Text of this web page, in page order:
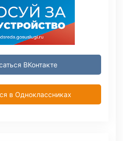
ВКонтакте
в Одноклассниках